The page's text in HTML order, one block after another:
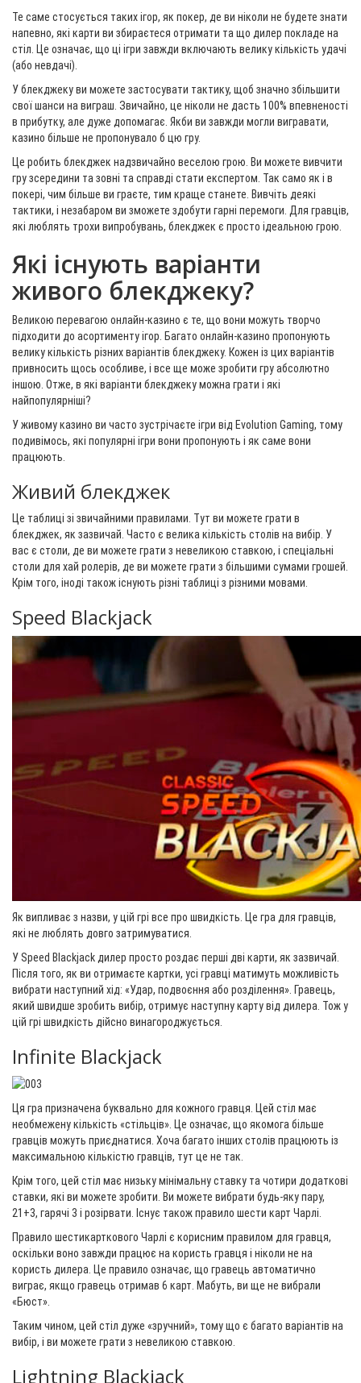
Те саме стосується таких ігор, як покер, де ви ніколи не будете знати
напевно, які карти ви збираєтеся отримати та що дилер покладе на
стіл. Це означає, що ці ігри завжди включають велику кількість удачі
(або невдачі).
У блекджеку ви можете застосувати тактику, щоб значно збільшити
свої шанси на виграш. Звичайно, це ніколи не дасть 100% впевненості
в прибутку, але дуже допомагає. Якби ви завжди могли вигравати,
казино більше не пропонувало б цю гру.
Це робить блекджек надзвичайно веселою грою. Ви можете вивчити
гру зсередини та зовні та справді стати експертом. Так само як і в
покері, чим більше ви граєте, тим краще станете. Вивчіть деякі
тактики, і незабаром ви зможете здобути гарні перемоги. Для гравців,
які люблять трохи випробувань, блекджек є просто ідеальною грою.
Які існують варіанти
живого блекджеку?
Великою перевагою онлайн-казино є те, що вони можуть творчо
підходити до асортименту ігор. Багато онлайн-казино пропонують
велику кількість різних варіантів блекджеку. Кожен із цих варіантів
привносить щось особливе, і все ще може зробити гру абсолютно
іншою. Отже, в які варіанти блекджеку можна грати і які
найпопулярніші?
У живому казино ви часто зустрічаєте ігри від Evolution Gaming, тому
подивімось, які популярні ігри вони пропонують і як саме вони
працюють.
Живий блекджек
Це таблиці зі звичайними правилами. Тут ви можете грати в
блекджек, як зазвичай. Часто є велика кількість столів на вибір. У
вас є столи, де ви можете грати з невеликою ставкою, і спеціальні
столи для хай ролерів, де ви можете грати з більшими сумами грошей.
Крім того, іноді також існують різні таблиці з різними мовами.
Speed Blackjack
Як випливає з назви, у цій грі все про швидкість. Це гра для гравців,
які не люблять довго затримуватися.
У Speed ​​​​Blackjack дилер просто роздає перші дві карти, як зазвичай.
Після того, як ви отримаєте картки, усі гравці матимуть можливість
вибрати наступний хід: «Удар, подвоєння або розділення». Гравець,
який швидше зробить вибір, отримує наступну карту від дилера. Тож у
цій грі швидкість дійсно винагороджується.
Infinite Blackjack
Ця гра призначена буквально для кожного гравця. Цей стіл має
необмежену кількість «стільців». Це означає, що якомога більше
гравців можуть приєднатися. Хоча багато інших столів працюють із
максимальною кількістю гравців, тут це не так.
Крім того, цей стіл має низьку мінімальну ставку та чотири додаткові
ставки, які ви можете зробити. Ви можете вибрати будь-яку пару,
21+3, гарячі 3 і розірвати. Існує також правило шести карт Чарлі.
Правило шестикарткового Чарлі є корисним правилом для гравця,
оскільки воно завжди працює на користь гравця і ніколи не на
користь дилера. Це правило означає, що гравець автоматично
виграє, якщо гравець отримав 6 карт. Мабуть, ви ще не вибрали
«Бюст».
Таким чином, цей стіл дуже «зручний», тому що є багато варіантів на
вибір, і ви можете грати з невеликою ставкою.
Lightning Blackjack